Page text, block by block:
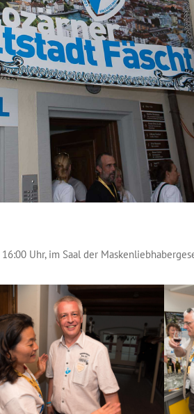
Uhr, im Saal der